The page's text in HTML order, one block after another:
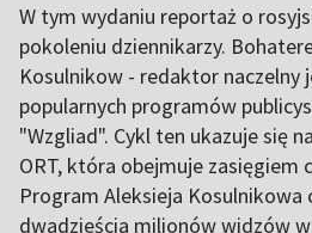
W tym wydaniu reportaż o
pokoleniu dziennikarzy.
Kosulnikow - redaktor naczelny
popularnych programów
"Wzgliad". Cykl ten ukazuje się
ORT, która obejmuje zasięgiem
Program Aleksieja
dwadzieścia milionów widzów